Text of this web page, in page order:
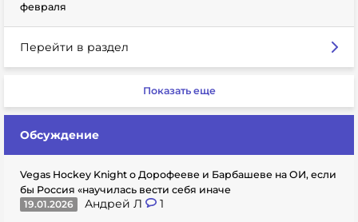
февраля
Перейти в раздел
Показать еще
Обсуждение
Vegas Hockey Knight о Дорофееве и Барбашеве на ОИ, если
бы Россия «научилась вести себя иначе
19.01.2026
Андрей Л 1